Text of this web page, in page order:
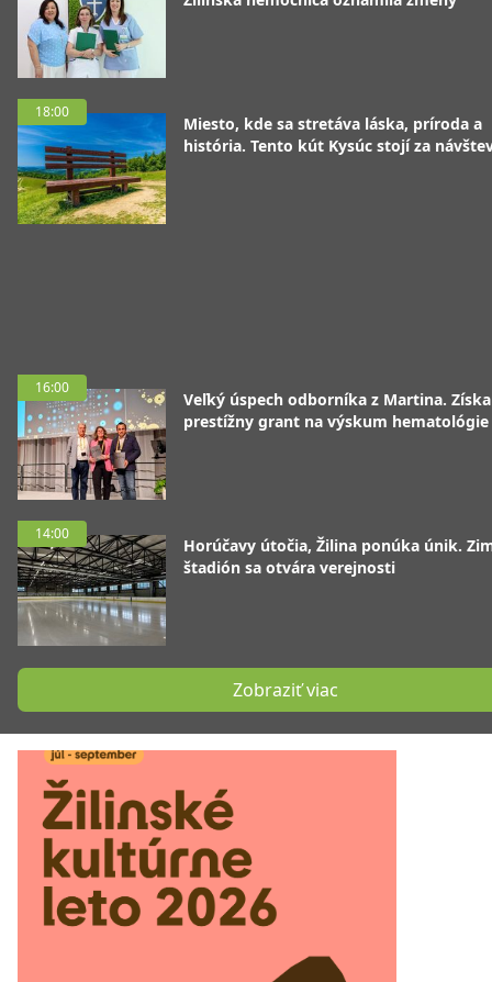
18:00
Miesto, kde sa stretáva láska, príroda a
história. Tento kút Kysúc stojí za
16:00
Veľký úspech odborníka z Martina.
prestížny grant na výskum hematológie
14:00
Horúčavy útočia, Žilina ponúka únik.
štadión sa otvára verejnosti
Zobraziť viac